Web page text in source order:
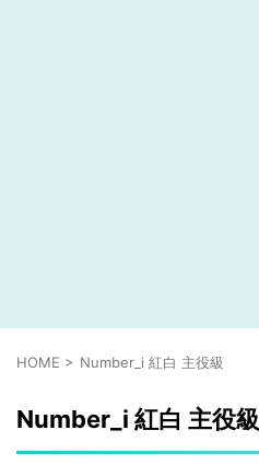
HOME > Number_i 紅白 主役級
Number_i 紅白 主役級